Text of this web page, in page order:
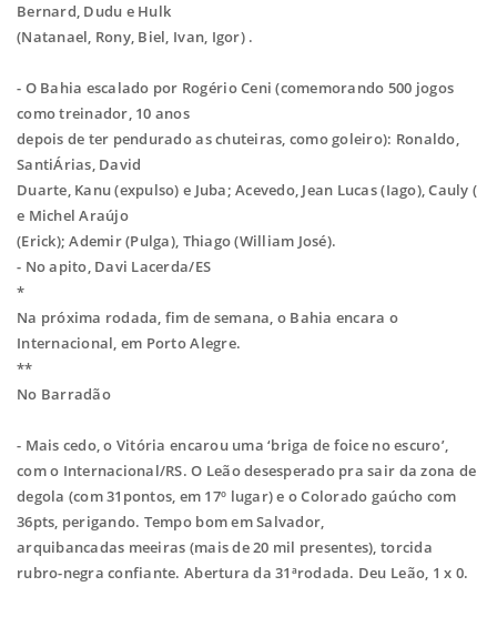
Bernard, Dudu e Hulk
(Natanael, Rony, Biel, Ivan, Igor) .
- O Bahia escalado por Rogério Ceni (comemorando 500 jogos
como treinador, 10 anos
depois de ter pendurado as chuteiras, como goleiro): Ronaldo,
SantiÁrias, David
Duarte, Kanu (expulso) e Juba; Acevedo, Jean Lucas (Iago), Cauly (
e Michel Araújo
(Erick); Ademir (Pulga), Thiago (William José).
- No apito, Davi Lacerda/ES
*
Na próxima rodada, fim de semana, o Bahia encara o
Internacional, em Porto Alegre.
**
No Barradão
- Mais cedo, o Vitória encarou uma ‘briga de foice no escuro’,
com o Internacional/RS.O Leão desesperado pra sair da zona de
degola (com 31pontos, em 17º lugar) e oColorado gaúcho com
36pts, perigando. Tempo bom em Salvador,
arquibancadas meeiras (mais de 20 mil presentes), torcida
rubro-negra confiante. Abertura da31ªrodada. Deu Leão, 1 x 0.